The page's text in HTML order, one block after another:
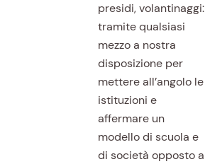
presidi, volantinaggi:
tramite qualsiasi
mezzo a nostra
disposizione per
mettere all’angolo le
istituzioni e
affermare un
modello di scuola e
di società opposto a